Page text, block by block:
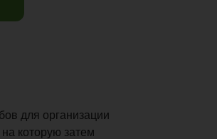
для организации
которую затем